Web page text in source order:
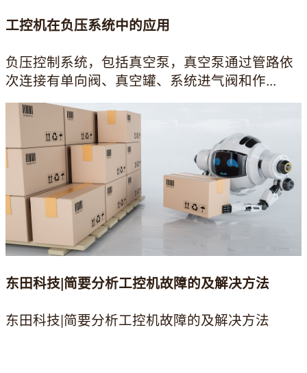
工控机在负压系统中的应用
负压控制系统，包括真空泵，真空泵通过管路依
次连接有单向阀、真空罐、系统进气阀和作...
东田科技|简要分析工控机故障的及解决方法
东田科技|简要分析工控机故障的及解决方法